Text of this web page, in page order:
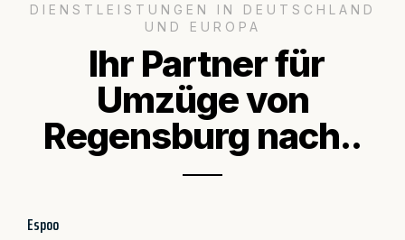
DIENSTLEISTUNGEN IN DEUTSCHLAND
UND EUROPA
Ihr Partner für
Umzüge von
Regensburg nach..
Espoo